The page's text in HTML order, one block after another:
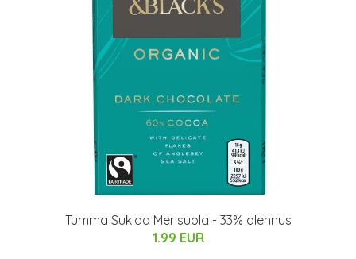
Tumma Suklaa Merisuola - 33% alennus
1.99 EUR